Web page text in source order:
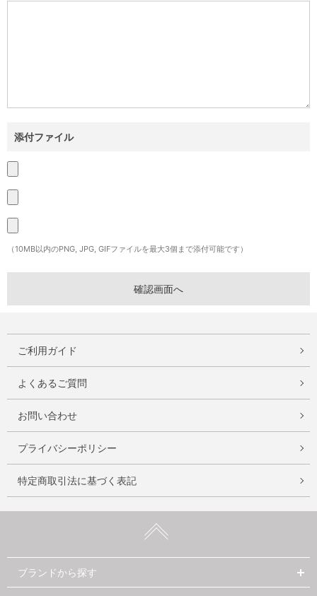
添付ファイル
（10MB以内のPNG, JPG, GIFファイルを最大3個まで添付可能です）
ご利用ガイド
よくあるご質問
お問い合わせ
プライバシーポリシー
特定商取引法に基づく表記
ブランドから探す